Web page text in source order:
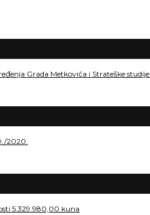
Grada Metkovića i Strateške
2020.
5.329.980,00 kuna